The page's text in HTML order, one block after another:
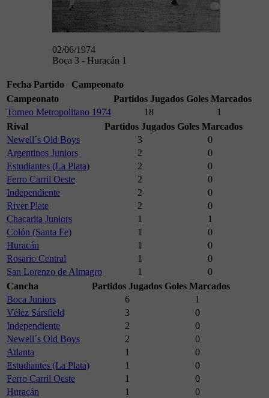
02/06/1974
Boca 3 - Huracán 1
Fecha Partido
Campeonato
Campeonato
Partidos Jugados Goles Marcados
Torneo Metropolitano 1974
18
1
Rival
Partidos Jugados Goles Marcados
Newell´s Old Boys
3
0
Argentinos Juniors
2
0
Estudiantes (La Plata)
2
0
Ferro Carril Oeste
2
0
Independiente
2
0
River Plate
2
0
Chacarita Juniors
1
1
Colón (Santa Fe)
1
0
Huracán
1
0
Rosario Central
1
0
San Lorenzo de Almagro
1
0
Cancha
Partidos Jugados Goles Marcados
Boca Juniors
6
1
Vélez Sársfield
3
0
Independiente
2
0
Newell´s Old Boys
2
0
Atlanta
1
0
Estudiantes (La Plata)
1
0
Ferro Carril Oeste
1
0
Huracán
1
0